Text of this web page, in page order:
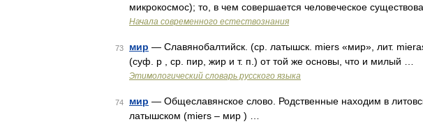
микрокосмос); то, в чем совершается человеческое
Начала современного естествознания
73 мир — Славянобалтийск. (ср. латышск. miers «мир», лит.
(суф. р , ср. пир, жир и т. п.) от той же основы, что и милый …
Этимологический словарь русского языка
74 мир — Общеславянское слово. Родственные находим в
латышском (miers – мир ) …